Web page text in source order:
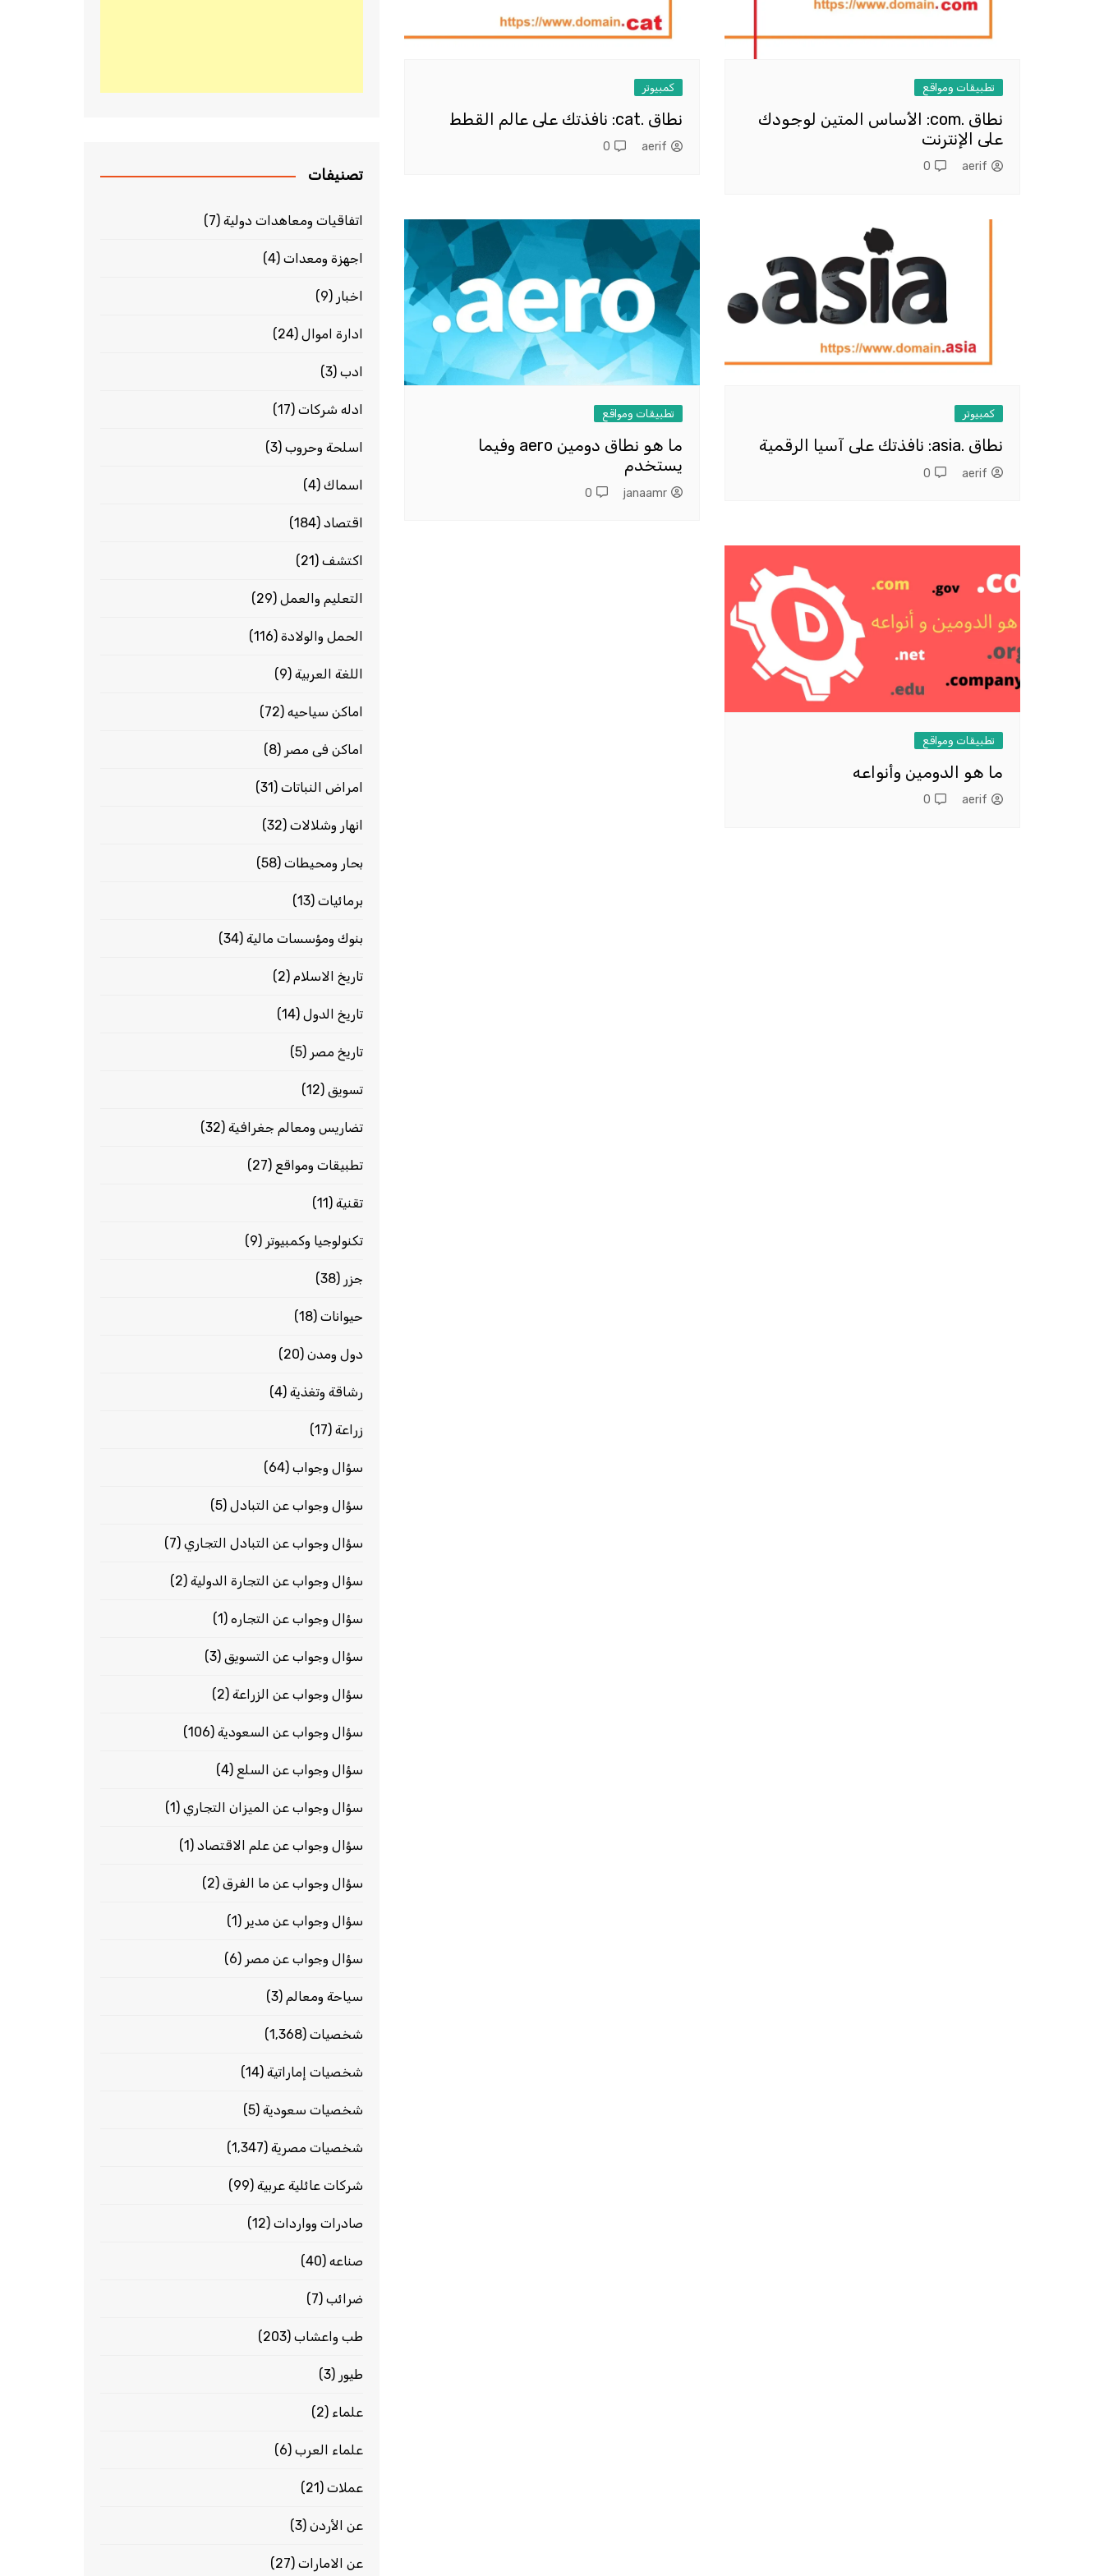
تطبيقات ومواقع
نطاق .com: الأساس المتين لوجودك
على الإنترنت
aerif
0
كمبيوتر
نطاق .cat: نافذتك على عالم القطط
aerif
0
كمبيوتر
نطاق .asia: نافذتك على آسيا الرقمية
aerif
0
تطبيقات ومواقع
ما هو نطاق دومين aero وفيما
يستخدم
janaamr
0
تطبيقات ومواقع
ما هو الدومين وأنواعه
aerif
0
تصنيفات
اتفاقيات ومعاهدات دولية (7)
اجهزة ومعدات (4)
اخبار (9)
ادارة اموال (24)
ادب (3)
ادله شركات (17)
اسلحة وحروب (3)
اسماك (4)
اقتصاد (184)
اكتشف (21)
التعليم والعمل (29)
الحمل والولادة (116)
اللغة العربية (9)
اماكن سياحيه (72)
اماكن فى مصر (8)
امراض النباتات (31)
انهار وشلالات (32)
بحار ومحيطات (58)
برمائيات (13)
بنوك ومؤسسات مالية (34)
تاريخ الاسلام (2)
تاريخ الدول (14)
تاريخ مصر (5)
تسويق (12)
تضاريس ومعالم جغرافية (32)
تطبيقات ومواقع (27)
تقنية (11)
تكنولوجيا وكمبيوتر (9)
جزر (38)
حيوانات (18)
دول ومدن (20)
رشاقة وتغذية (4)
زراعة (17)
سؤال وجواب (64)
سؤال وجواب عن التبادل (5)
سؤال وجواب عن التبادل التجاري (7)
سؤال وجواب عن التجارة الدولية (2)
سؤال وجواب عن التجاره (1)
سؤال وجواب عن التسويق (3)
سؤال وجواب عن الزراعة (2)
سؤال وجواب عن السعودية (106)
سؤال وجواب عن السلع (4)
سؤال وجواب عن الميزان التجاري (1)
سؤال وجواب عن علم الاقتصاد (1)
سؤال وجواب عن ما الفرق (2)
سؤال وجواب عن مدير (1)
سؤال وجواب عن مصر (6)
سياحة ومعالم (3)
شخصيات (1٬368)
شخصيات إماراتية (14)
شخصيات سعودية (5)
شخصيات مصرية (1٬347)
شركات عائلية عربية (99)
صادرات وواردات (12)
صناعه (40)
ضرائب (7)
طب واعشاب (203)
طيور (3)
علماء (2)
علماء العرب (6)
عملات (21)
عن الأردن (3)
عن الامارات (27)